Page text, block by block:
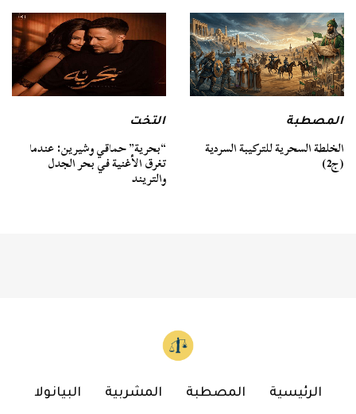
المصطبة
الخلطة السحرية للتركيبة السردية
(ج2)
التخت
“بحرية” حماقي وشيرين: عندما
تغرق الأغنية في بحر الجدل
والتريند
الرئيسية المصطبة المشربية البيانولا